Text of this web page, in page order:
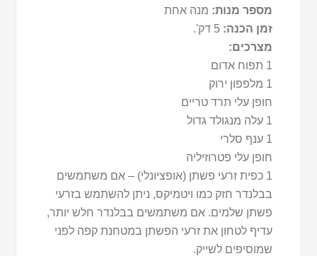
מספר מנות: מנה אחת
זמן הכנה: 5 דק'.
מצרכים:
1 תפוח אדום
1 מלפפון ירוק
חופן עלי תרד טריים
1 עלה מנגולד גדול
1 ענף סלרי
חופן עלי פטרוזיליה
1 כפית זרעי פשתן (אופציונלי) – אם משתמשים
בבלנדר חזק כמו ויטמיקס, ניתן להשתמש בזרעי
פשתן שלמים. אם משתמשים בבלנדר חלש יותר,
עדיף לטחון את זרעי הפשתן במטחנת קפה לפני
שמוסיפים לשייק.